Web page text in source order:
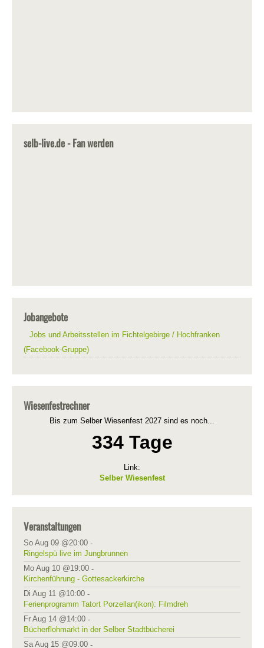
selb-live.de - Fan werden
Jobangebote
Jobs und Arbeitsstellen im Fichtelgebirge / Hochfranken
(Facebook-Gruppe)
Wiesenfestrechner
Bis zum Selber Wiesenfest 2027 sind es noch...
334 Tage
Link:
Selber Wiesenfest
Veranstaltungen
So Aug 09 @20:00 -
Ringelspü live im Jungbrunnen
Mo Aug 10 @19:00 -
Kirchenführung - Gottesackerkirche
Di Aug 11 @10:00 -
Ferienprogramm Tatort Porzellan(ikon): Filmdreh
Fr Aug 14 @14:00 -
Bücherflohmarkt in der Selber Stadtbücherei
Sa Aug 15 @09:00 -